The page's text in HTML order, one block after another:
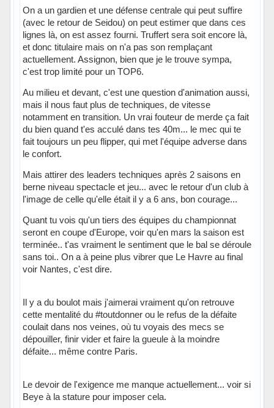
On a un gardien et une défense centrale qui peut suffire
(avec le retour de Seidou) on peut estimer que dans ces
lignes là, on est assez fourni. Truffert sera soit encore là,
et donc titulaire mais on n'a pas son remplaçant
actuellement. Assignon, bien que je le trouve sympa,
c'est trop limité pour un TOP6.
Au milieu et devant, c'est une question d'animation aussi,
mais il nous faut plus de techniques, de vitesse
notamment en transition. Un vrai fouteur de merde ça fait
du bien quand t'es acculé dans tes 40m... le mec qui te
fait toujours un peu flipper, qui met l'équipe adverse dans
le confort.
Mais attirer des leaders techniques après 2 saisons en
berne niveau spectacle et jeu... avec le retour d'un club à
l'image de celle qu'elle était il y a 6 ans, bon courage...
Quant tu vois qu'un tiers des équipes du championnat
seront en coupe d'Europe, voir qu'en mars la saison est
terminée.. t'as vraiment le sentiment que le bal se déroule
sans toi.. On a à peine plus vibrer que Le Havre au final
voir Nantes, c'est dire.
Il y a du boulot mais j'aimerai vraiment qu'on retrouve
cette mentalité du #toutdonner ou le refus de la défaite
coulait dans nos veines, où tu voyais des mecs se
dépouiller, finir vider et faire la gueule à la moindre
défaite... même contre Paris.
Le devoir de l'exigence me manque actuellement... voir si
Beye à la stature pour imposer cela.